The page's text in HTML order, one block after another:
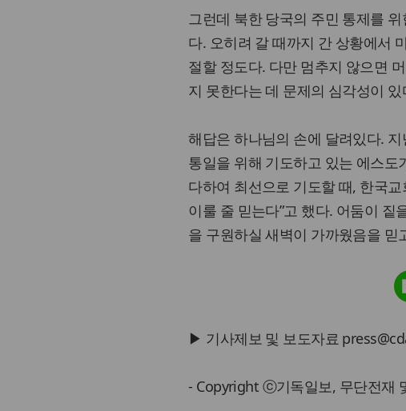
그런데 북한 당국의 주민 통제를
다. 오히려 갈 때까지 간 상황에서
절할 정도다. 다만 멈추지 않으면
지 못한다는 데 문제의 심각성이 있
해답은 하나님의 손에 달려있다.
통일을 위해 기도하고 있는 에스도
다하여 최선으로 기도할 때, 한국
이룰 줄 믿는다”고 했다. 어둠이
을 구원하실 새벽이 가까웠음을 믿
▶ 기사제보 및 보도자료
- Copyright ⓒ기독일보, 무단전재